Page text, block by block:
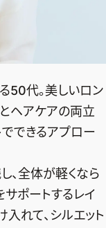
50代。美しいロン
ヘアケアの両立
できるアプロー
、全体が軽くなら
ポートするレイ
れて、シルエット